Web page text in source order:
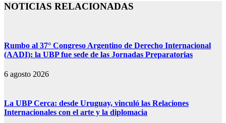
NOTICIAS RELACIONADAS
Rumbo al 37° Congreso Argentino de Derecho Internacional
(AADI): la UBP fue sede de las Jornadas Preparatorias
6 agosto 2026
La UBP Cerca: desde Uruguay, vinculó las Relaciones
Internacionales con el arte y la diplomacia